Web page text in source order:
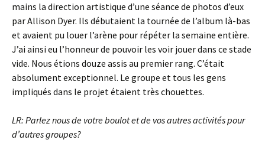
mains la direction artistique d’une séance de photos d’eux
par Allison Dyer. Ils débutaient la tournée de l’album là-bas
et avaient pu louer l’arène pour répéter la semaine entière.
J’ai ainsi eu l’honneur de pouvoir les voir jouer dans ce stade
vide. Nous étions douze assis au premier rang. C’était
absolument exceptionnel. Le groupe et tous les gens
impliqués dans le projet étaient très chouettes.
LR: Parlez nous de votre boulot et de vos autres activités pour
d’autres groupes?